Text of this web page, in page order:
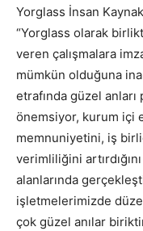
Yorglass İnsan
“Yorglass olarak
veren çalışmalara
mümkün olduğuna
etrafında güzel anları
önemsiyor, kurum içi
memnuniyetini, iş
verimliliğini
alanlarında
işletmelerimizde
çok güzel anılar